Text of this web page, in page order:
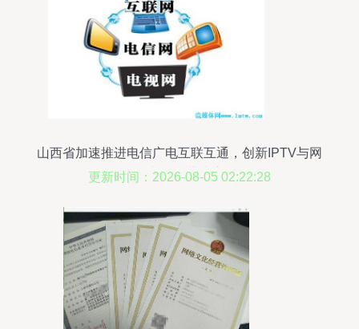
山西省加速推进电信广电互联互通，创新IPTV与网
络文化经营生态
更新时间：2026-08-05 02:22:28